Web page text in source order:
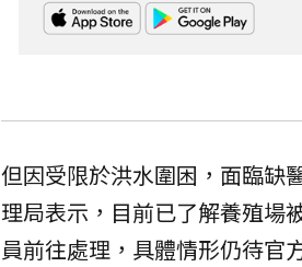
但因受限於洪水圍困，面臨缺
理局表示，目前已了解養殖場
員前往處理，具體情形仍待官